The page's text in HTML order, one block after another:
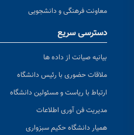
معاونت فرهنگی و دانشجویی
دسترسی سریع
بیانیه صیانت از داده ها
ملاقات حضوری با رئیس دانشگاه
ارتباط با ریاست و مسئولین دانشگاه
مدیریت فن آوری اطلاعات
همیار دانشگاه حکیم سبزواری